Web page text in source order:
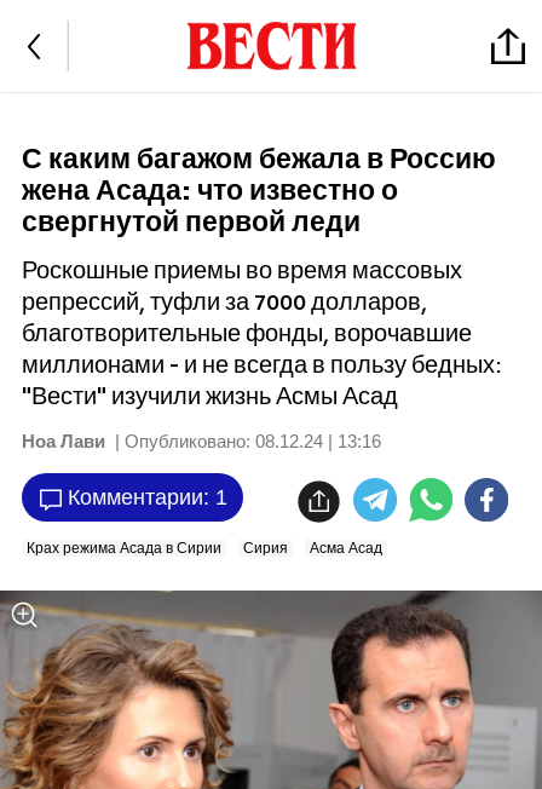
С каким багажом бежала в Россию
жена Асада: что известно о
свергнутой первой леди
Роскошные приемы во время массовых
репрессий, туфли за 7000 долларов,
благотворительные фонды, ворочавшие
миллионами - и не всегда в пользу бедных:
"Вести" изучили жизнь Асмы Асад
Ноа Лави | Опубликовано: 08.12.24 | 13:16
Комментарии: 1
Крах режима Асада в Сирии Сирия Асма Асад